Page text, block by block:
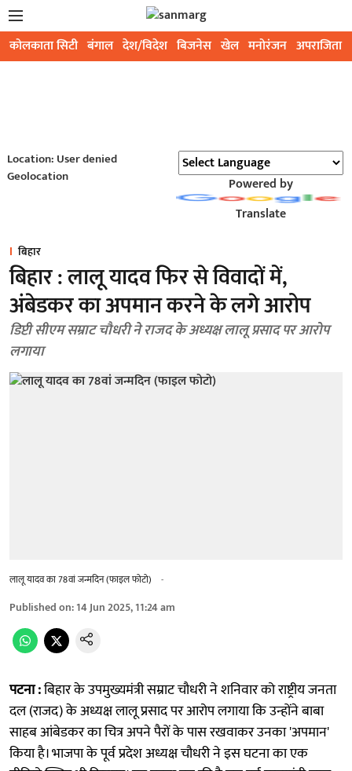
कोलकाता सिटी बंगाल देश/विदेश बिजनेस खेल मनोरंजन अपराजिता
Location: User denied
Geolocation
Powered by
Translate
बिहार
बिहार : लालू यादव फिर से विवादों में,
अंबेडकर का अपमान करने के लगे आरोप
डिप्टी सीएम सम्राट चौधरी ने राजद के अध्यक्ष लालू प्रसाद पर आरोप
लगाया
लालू यादव का 78वां जन्मदिन (फाइल फोटो) -
Published on:14 Jun 2025, 11:24 am
पटना :बिहार के उपमुख्यमंत्री सम्राट चौधरी ने शनिवार को राष्ट्रीय जनता
दल (राजद) के अध्यक्ष लालू प्रसाद पर आरोप लगाया कि उन्होंने बाबा
साहब आंबेडकर का चित्र अपने पैरों के पास रखवाकर उनका 'अपमान'
किया है। भाजपा के पूर्व प्रदेश अध्यक्ष चौधरी ने इस घटना का एक